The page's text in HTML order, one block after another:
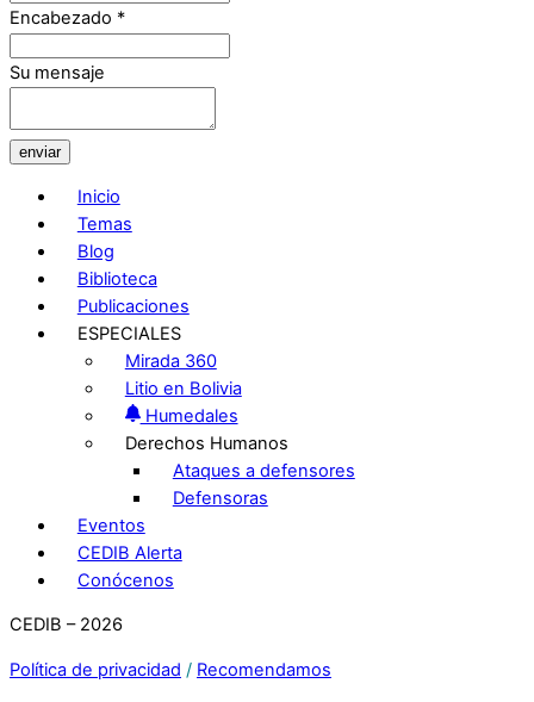
Encabezado *
Su mensaje
enviar
Inicio
Temas
Blog
Biblioteca
Publicaciones
ESPECIALES
Mirada 360
Litio en Bolivia
Humedales
Derechos Humanos
Ataques a defensores
Defensoras
Eventos
CEDIB Alerta
Conócenos
CEDIB – 2026
Política de privacidad / Recomendamos